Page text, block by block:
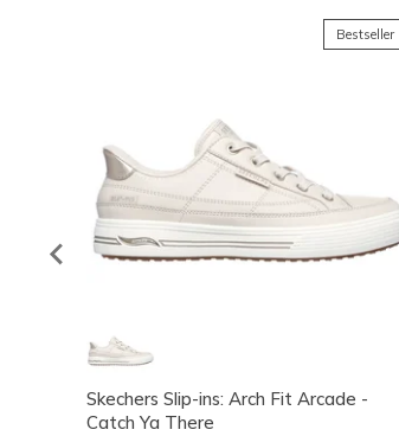
Bestseller
Skechers Slip-ins: Arch Fit Arcade -
Catch Ya There